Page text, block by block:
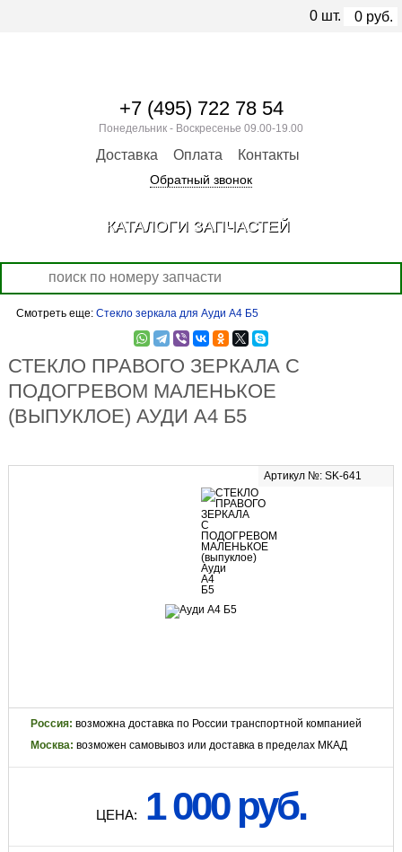
Смотреть еще: Стекло зеркала для Ауди А4 Б5
СТЕКЛО ПРАВОГО ЗЕРКАЛА С
ПОДОГРЕВОМ МАЛЕНЬКОЕ
(ВЫПУКЛОЕ) АУДИ А4 Б5
Артикул №: SK-641
Россия: возможна доставка по России транспортной компанией
Москва: возможен самовывоз или доставка в пределах МКАД
ЦЕНА: 1 000 руб.
+7 (495) 722 78 54
Понедельник - Воскресенье 09.00-19.00
Доставка Оплата Контакты
Обратный звонок
0 шт. 0 руб.
КАТАЛОГИ ЗАПЧАСТЕЙ